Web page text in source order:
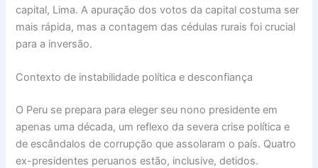
capital, Lima. A apuração dos votos da capital costuma ser
mais rápida, mas a contagem das cédulas rurais foi crucial
para a inversão.
Contexto de instabilidade política e desconfiança
O Peru se prepara para eleger seu nono presidente em
apenas uma década, um reflexo da severa crise política e
de escândalos de corrupção que assolaram o país. Quatro
ex-presidentes peruanos estão, inclusive, detidos.